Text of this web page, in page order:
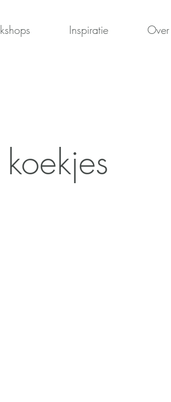
Inspiratie Over